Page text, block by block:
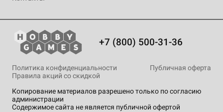
+7 (800) 500-31-36
Копирование материалов разрешено только по согласию
администрации
Содержимое сайта не является публичной офертой
Политика конфиденциальности
Публичная оферта
Правила акций со скидкой